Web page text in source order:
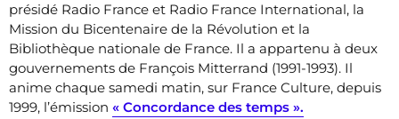
présidé Radio France et Radio France International, la
Mission du Bicentenaire de la Révolution et la
Bibliothèque nationale de France. Il a appartenu à deux
gouvernements de François Mitterrand (1991-1993). Il
anime chaque samedi matin, sur France Culture, depuis
1999, l’émission « Concordance des temps ».